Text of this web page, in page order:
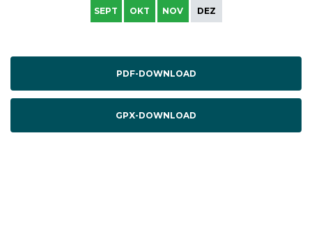
SEPT OKT NOV DEZ
PDF-DOWNLOAD
GPX-DOWNLOAD